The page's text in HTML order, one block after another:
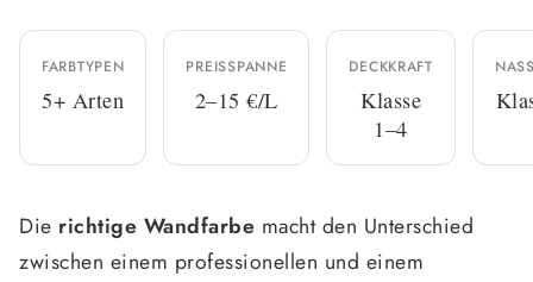
FARBTYPEN
5+ Arten
PREISSPANNE
2–15 €/L
DECKKRAFT
Klasse
1–4
Die richtige Wandfarbe macht den Unterschied
zwischen einem professionellen und einem